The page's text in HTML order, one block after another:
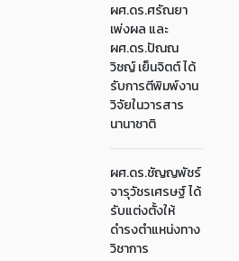
ผศ.ดร.ศรัณยา
เพ่งผล และ
ผศ.ดร.ปัณณ
วิชญ์ เย็นจิตต์ ได้
รับการตีพิมพ์งาน
วิจัยในวารสาร
นานาชาติ
ผศ.ดร.ชัญญพัชร์
จารุวัชรเศรษฐ์ ได้
รับแต่งตั้งให้
ดำรงตำแหน่งทาง
วิชาการ